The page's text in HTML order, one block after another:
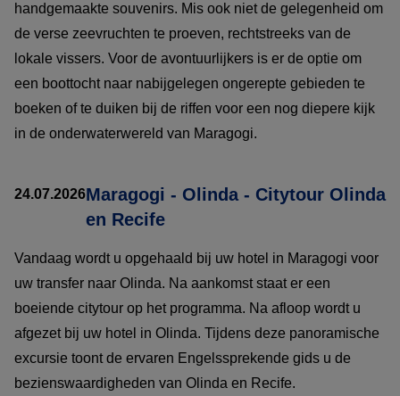
handgemaakte souvenirs. Mis ook niet de gelegenheid om
de verse zeevruchten te proeven, rechtstreeks van de
lokale vissers. Voor de avontuurlijkers is er de optie om
een boottocht naar nabijgelegen ongerepte gebieden te
boeken of te duiken bij de riffen voor een nog diepere kijk
in de onderwaterwereld van Maragogi.
24.07.2026Maragogi - Olinda - Citytour Olinda
en Recife
Vandaag wordt u opgehaald bij uw hotel in Maragogi voor
uw transfer naar Olinda. Na aankomst staat er een
boeiende citytour op het programma. Na afloop wordt u
afgezet bij uw hotel in Olinda. Tijdens deze panoramische
excursie toont de ervaren Engelssprekende gids u de
bezienswaardigheden van Olinda en Recife.